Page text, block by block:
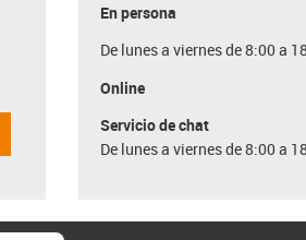
En persona
De lunes a viernes de 8:00 a
Online
Servicio de chat
De lunes a viernes de 8:00 a